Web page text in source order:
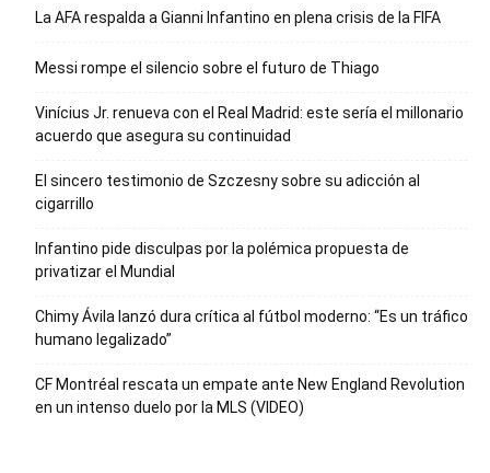
La AFA respalda a Gianni Infantino en plena crisis de la FIFA
Messi rompe el silencio sobre el futuro de Thiago
Vinícius Jr. renueva con el Real Madrid: este sería el millonario
acuerdo que asegura su continuidad
El sincero testimonio de Szczesny sobre su adicción al
cigarrillo
Infantino pide disculpas por la polémica propuesta de
privatizar el Mundial
Chimy Ávila lanzó dura crítica al fútbol moderno: “Es un tráfico
humano legalizado”
CF Montréal rescata un empate ante New England Revolution
en un intenso duelo por la MLS (VIDEO)